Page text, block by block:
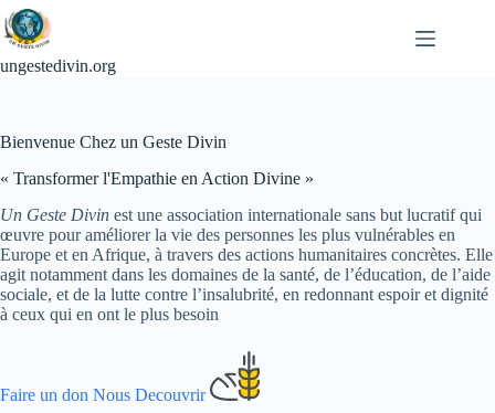
Passer
au
contenu
ungestedivin.org
Bienvenue Chez un Geste Divin
« Transformer l'Empathie en Action Divine »
Un Geste Divin est une association internationale sans but lucratif qui
œuvre pour améliorer la vie des personnes les plus vulnérables en
Europe et en Afrique, à travers des actions humanitaires concrètes. Elle
agit notamment dans les domaines de la santé, de l’éducation, de l’aide
sociale, et de la lutte contre l’insalubrité, en redonnant espoir et dignité
à ceux qui en ont le plus besoin
Faire un don Nous Decouvrir